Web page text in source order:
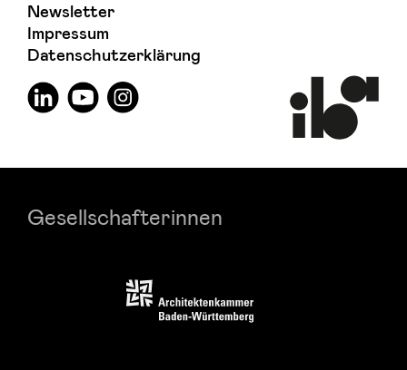
Newsletter
Impressum
Datenschutzerklärung
Gesellschafterinnen